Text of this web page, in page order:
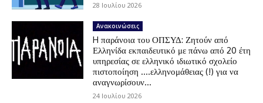
28 Ιουλίου 2026
Ανακοινώσεις
H παράνοια του ΟΠΣΥΔ: Ζητούν από
Ελληνίδα εκπαιδευτικό με πάνω από 20 έτη
υπηρεσίας σε ελληνικό ιδιωτικό σχολείο
πιστοποίηση ….ελληνομάθειας (!) για να
αναγνωρίσουν...
24 Ιουλίου 2026